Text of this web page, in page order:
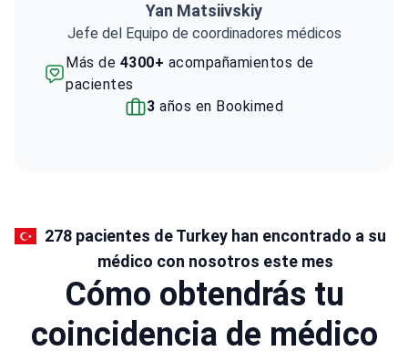
Yan Matsiivskiy
Jefe del Equipo de coordinadores médicos
Más de 4300+ acompañamientos de
pacientes
3 años en Bookimed
278 pacientes de Turkey han encontrado a su
médico con nosotros este mes
Cómo obtendrás tu
coincidencia de médico